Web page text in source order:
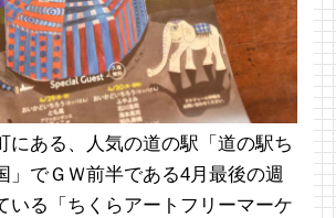
にある、人気の道の駅「道の駅ち
でＧＷ前半である4月最後の週
いる「ちくらアートフリーマーケ